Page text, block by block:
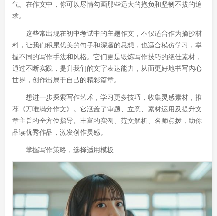
气。在作文中，你可以尽情勾画那些远大的抱负和坚韧不拔的追
求。
这些常出现在初中考试中的主题作文，不仅适合作为摘抄材
料，让我们积累优美的句子和深邃的思想，也适合模仿学习，掌
握不同的写作手法和风格。它们更是锻炼写作技巧的绝佳素材，
通过不断实践，提升我们的文字表达能力，从而更好地书写内心
世界，创作出属于自己的精彩篇章。
想进一步探索写作艺术，学习更多技巧，收集灵感素材，推
荐《万唯满分作文》。它涵盖了审题、立意、素材运用及提升文
章主旨的全方位指导。丰富的实例、范文解析、名师点拨，助你
品读优秀作品，激发创作灵感。
掌握写作策略，选择适用模板